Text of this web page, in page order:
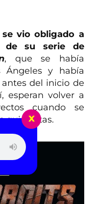
vio obligado a
de su serie de
, que se había
Ángeles y había
del inicio de
esperan volver a
cuando se
guionistas.
x